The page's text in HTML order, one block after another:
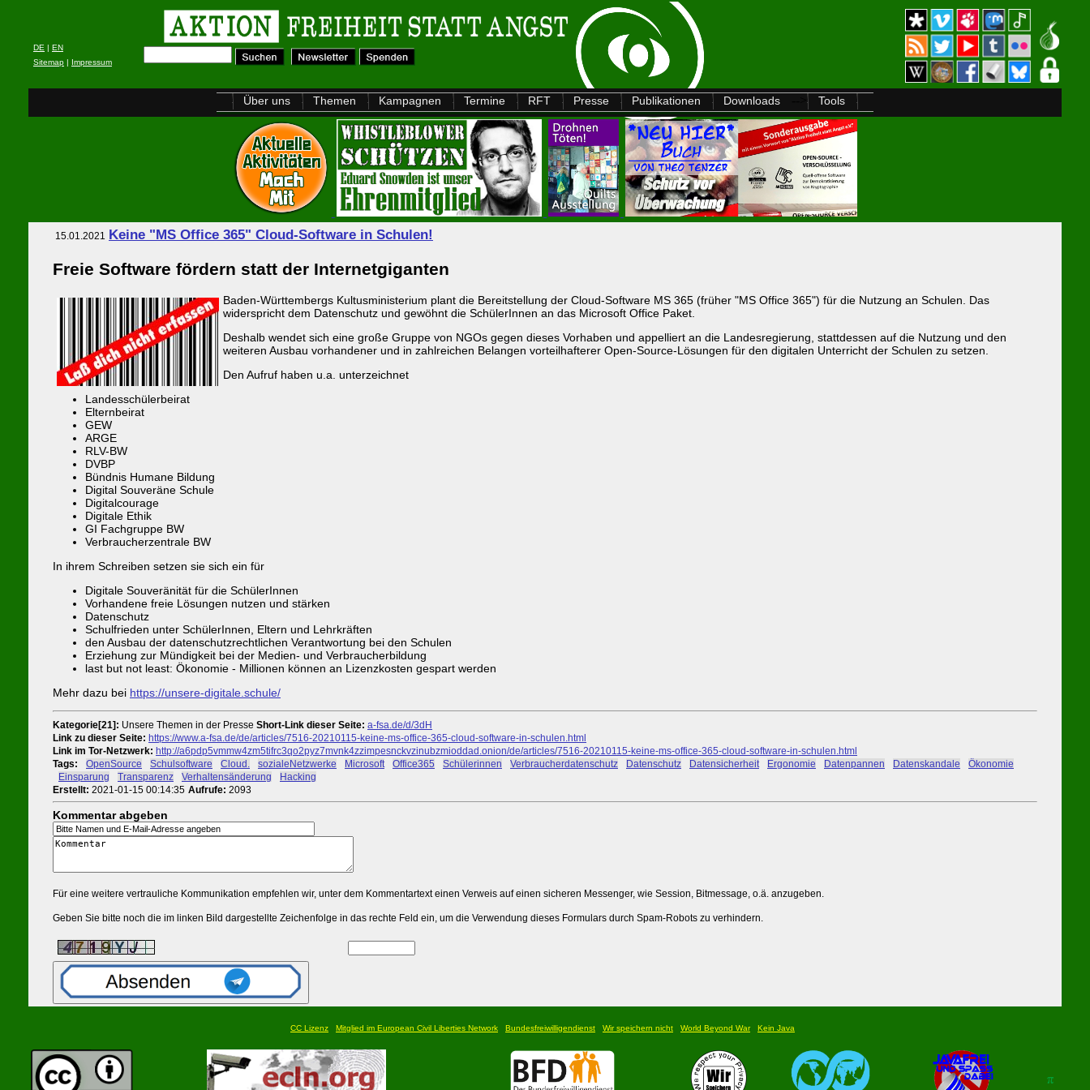
DE | EN
Sitemap | Impressum
Über uns Themen Kampagnen Termine RFT Presse Publikationen Downloads Tools
15.01.2021 Keine "MS Office 365" Cloud-Software in Schulen!
Freie Software fördern statt der Internetgiganten
Baden-Württembergs Kultusministerium plant die Bereitstellung der Cloud-Software MS 365 (früher "MS Office 365") für die Nutzung an Schulen. Das
widerspricht dem Datenschutz und gewöhnt die SchülerInnen an das Microsoft Office Paket.
Deshalb wendet sich eine große Gruppe von NGOs gegen dieses Vorhaben und appelliert an die Landesregierung, stattdessen auf die Nutzung und den
weiteren Ausbau vorhandener und in zahlreichen Belangen vorteilhafterer Open-Source-Lösungen für den digitalen Unterricht der Schulen zu setzen.
Den Aufruf haben u.a. unterzeichnet
Landesschülerbeirat
Elternbeirat
GEW
ARGE
RLV-BW
DVBP
Bündnis Humane Bildung
Digital Souveräne Schule
Digitalcourage
Digitale Ethik
GI Fachgruppe BW
Verbraucherzentrale BW
In ihrem Schreiben setzen sie sich ein für
Digitale Souveränität für die SchülerInnen
Vorhandene freie Lösungen nutzen und stärken
Datenschutz
Schulfrieden unter SchülerInnen, Eltern und Lehrkräften
den Ausbau der datenschutzrechtlichen Verantwortung bei den Schulen
Erziehung zur Mündigkeit bei der Medien- und Verbraucherbildung
last but not least: Ökonomie - Millionen können an Lizenzkosten gespart werden
Mehr dazu bei https://unsere-digitale.schule/
Kategorie[21]: Unsere Themen in der Presse Short-Link dieser Seite: a-fsa.de/d/3dH
Link zu dieser Seite: https://www.a-fsa.de/de/articles/7516-20210115-keine-ms-office-365-cloud-software-in-schulen.html
Link im Tor-Netzwerk: http://a6pdp5vmmw4zm5tifrc3qo2pyz7mvnk4zzimpesnckvzinubzmioddad.onion/de/articles/7516-20210115-keine-ms-office-365-cloud-software-in-schulen.html
Tags:
OpenSource Schulsoftware Cloud. sozialeNetzwerke Microsoft Office365 Schülerinnen Verbraucherdatenschutz Datenschutz Datensicherheit Ergonomie Datenpannen Datenskandale
Ökonomie
Einsparung Transparenz Verhaltensänderung
Hacking
Erstellt: 2021-01-15 00:14:35 Aufrufe: 2093
Kommentar abgeben
Für eine weitere vertrauliche Kommunikation empfehlen wir, unter dem Kommentartext einen Verweis auf einen sicheren Messenger, wie Session, Bitmessage, o.ä. anzugeben.
Geben Sie bitte noch die im linken Bild dargestellte Zeichenfolge in das rechte Feld ein, um die Verwendung dieses Formulars durch Spam-Robots zu verhindern.
CC Lizenz Mitglied im European Civil Liberties Network Bundesfreiwilligendienst Wir speichern nicht World Beyond War Kein Java